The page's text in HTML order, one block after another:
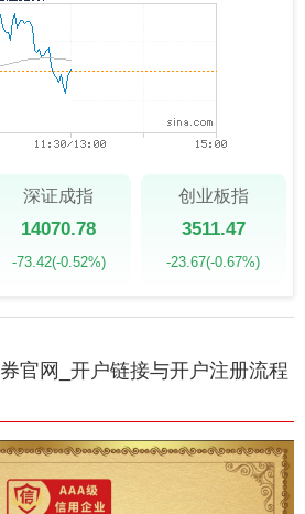
深证成指
14070.78
-73.42(-0.52%)
创业板指
3511.47
-23.67(-0.67%)
官网_开户链接与开户注册流程